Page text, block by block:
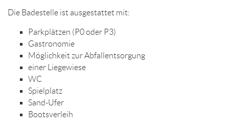
Die Badestelle ist ausgestattet mit:
Parkplätzen (P0 oder P3)
Gastronomie
Möglichkeit zur Abfallentsorgung
einer Liegewiese
WC
Spielplatz
Sand-Ufer
Bootsverleih